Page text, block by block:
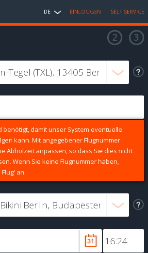
DE EINLOGGEN SELF SERVICE
benötigt, damit unser System eventuelle
kann. Mit angegebener Flugnummer
Abholzeit anpassen, so dass Sie dies nicht
Wenn Sie keine Flugnummer haben,
an.